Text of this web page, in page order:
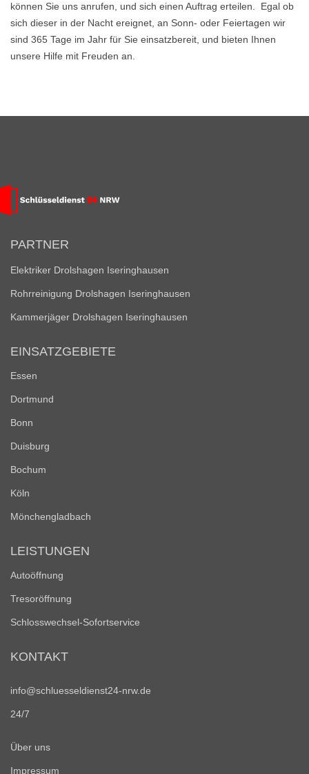
können Sie uns anrufen, und sich einen Auftrag erteilen. Egal ob
sich dieser in der Nacht ereignet, an Sonn- oder Feiertagen wir
sind 365 Tage im Jahr für Sie einsatzbereit, und bieten Ihnen
unsere Hilfe mit Freuden an.
PARTNER
Elektriker Drolshagen Iseringhausen
Rohrreinigung Drolshagen Iseringhausen
Kammerjäger Drolshagen Iseringhausen
EINSATZGEBIETE
Essen
Dortmund
Bonn
Duisburg
Bochum
Köln
Mönchengladbach
LEISTUNGEN
Autoöffnung
Tresoröffnung
Schlosswechsel-Sofortservice
KONTAKT
info@schluesseldienst24-nrw.de
24/7
Über uns
Impressum